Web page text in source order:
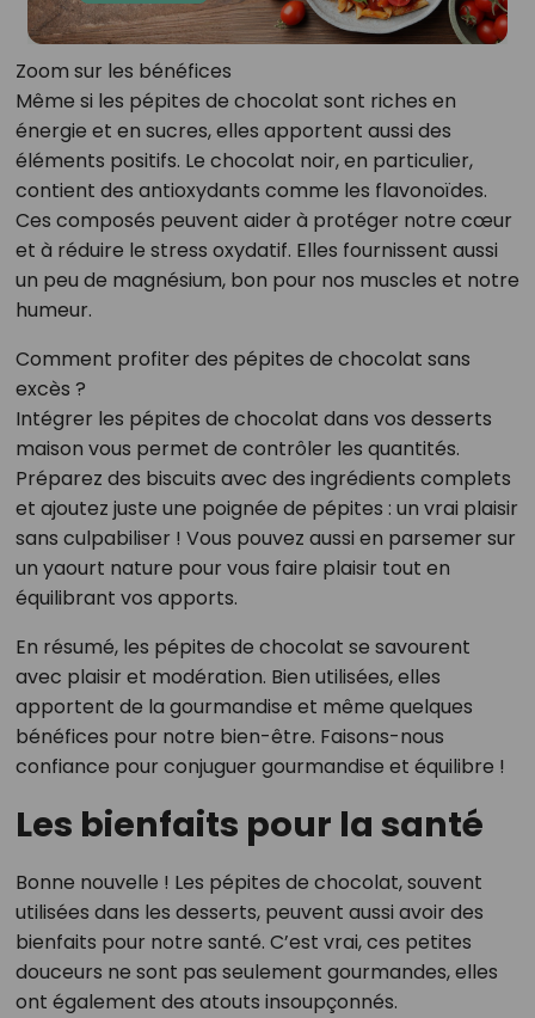
Zoom sur les bénéfices
Même si les pépites de chocolat sont riches en
énergie et en sucres, elles apportent aussi des
éléments positifs. Le chocolat noir, en particulier,
contient des antioxydants comme les flavonoïdes.
Ces composés peuvent aider à protéger notre cœur
et à réduire le stress oxydatif. Elles fournissent aussi
un peu de magnésium, bon pour nos muscles et notre
humeur.
Comment profiter des pépites de chocolat sans
excès ?
Intégrer les pépites de chocolat dans vos desserts
maison vous permet de contrôler les quantités.
Préparez des biscuits avec des ingrédients complets
et ajoutez juste une poignée de pépites : un vrai plaisir
sans culpabiliser ! Vous pouvez aussi en parsemer sur
un yaourt nature pour vous faire plaisir tout en
équilibrant vos apports.
En résumé, les pépites de chocolat se savourent
avec plaisir et modération. Bien utilisées, elles
apportent de la gourmandise et même quelques
bénéfices pour notre bien-être. Faisons-nous
confiance pour conjuguer gourmandise et équilibre !
Les bienfaits pour la santé
Bonne nouvelle ! Les pépites de chocolat, souvent
utilisées dans les desserts, peuvent aussi avoir des
bienfaits pour notre santé. C’est vrai, ces petites
douceurs ne sont pas seulement gourmandes, elles
ont également des atouts insoupçonnés.